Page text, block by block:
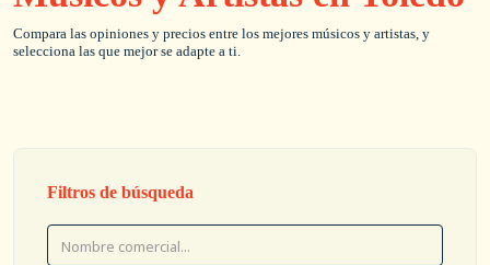
Compara las opiniones y precios entre los mejores músicos y artistas, y
selecciona las que mejor se adapte a ti.
Filtros de búsqueda